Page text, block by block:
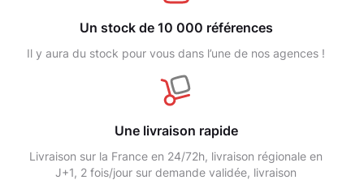
Un stock de 10 000 références
Il y aura du stock pour vous dans l’une de nos agences !
Une livraison rapide
Livraison sur la France en 24/72h, livraison régionale en
J+1, 2 fois/jour sur demande validée, livraison